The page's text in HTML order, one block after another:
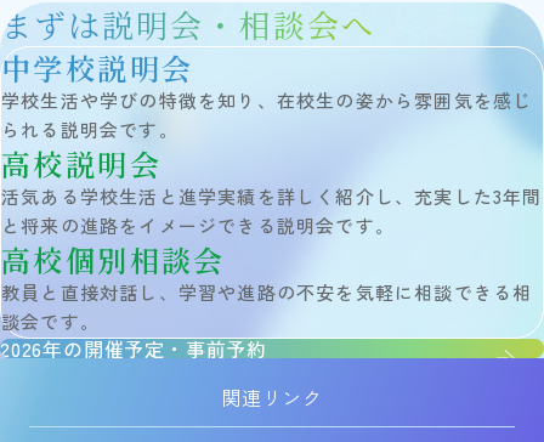
Follow Us
サイトマップ
当サイトについて
個人情報保護方針
お問い合わせ
教職員採用情報
まずは説明会・相談会へ
中学校説明会
学校生活や学びの特徴を知り、在校生の姿から雰囲気を感じ
られる説明会です。
高校説明会
活気ある学校生活と進学実績を詳しく紹介し、充実した3年間
と将来の進路をイメージできる説明会です。
高校個別相談会
教員と直接対話し、学習や進路の不安を気軽に相談できる相
談会です。
2026年の開催予定・事前予約
関連リンク